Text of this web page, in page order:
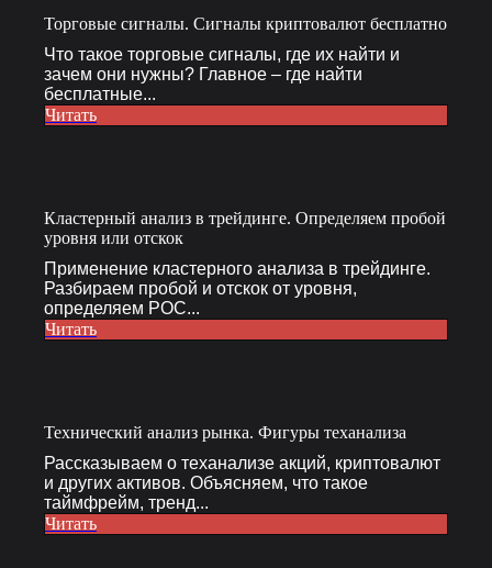
Торговые сигналы. Сигналы криптовалют бесплатно
Что такое торговые сигналы, где их найти и
зачем они нужны? Главное – где найти
бесплатные...
Читать
Кластерный анализ в трейдинге. Определяем пробой
уровня или отскок
Применение кластерного анализа в трейдинге.
Разбираем пробой и отскок от уровня,
определяем POC...
Читать
Технический анализ рынка. Фигуры теханализа
Рассказываем о теханализе акций, криптовалют
и других активов. Объясняем, что такое
таймфрейм, тренд...
Читать